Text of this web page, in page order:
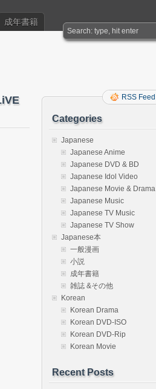
成年書籍
RSS Feed
Categories
Japanese
Japanese Anime
Japanese DVD & BD
Japanese Idol Video
Japanese Movie & Drama
Japanese Music
Japanese TV Music
Japanese TV Show
Japanese本
一般漫画
小説
成年書籍
雑誌 &その他
Korean
Korean Drama
Korean DVD-ISO
Korean DVD-Rip
Korean Movie
Recent Posts